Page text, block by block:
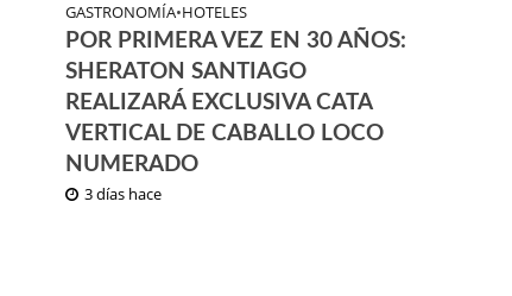
GASTRONOMÍA•HOTELES
POR PRIMERA VEZ EN 30 AÑOS:
SHERATON SANTIAGO
REALIZARÁ EXCLUSIVA CATA
VERTICAL DE CABALLO LOCO
NUMERADO
3 días hace